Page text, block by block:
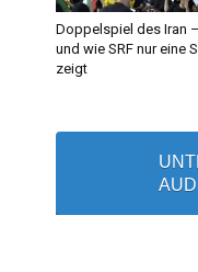
Doppelspiel des Iran –
und wie SRF nur eine
zeigt